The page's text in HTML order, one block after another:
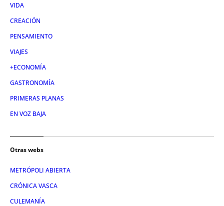
VIDA
CREACIÓN
PENSAMIENTO
VIAJES
+ECONOMÍA
GASTRONOMÍA
PRIMERAS PLANAS
EN VOZ BAJA
Otras webs
METRÓPOLI ABIERTA
CRÓNICA VASCA
CULEMANÍA